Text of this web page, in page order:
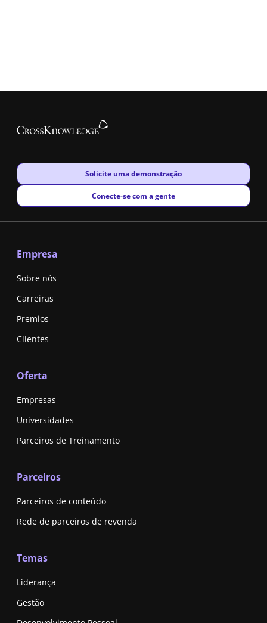
New window
Solicite uma demonstração
New window
Conecte-se com a gente
Empresa
Sobre nós
Carreiras
Premios
Clientes
Oferta
Empresas
Universidades
Parceiros de Treinamento
Parceiros
Parceiros de conteúdo
Rede de parceiros de revenda
Temas
Liderança
Gestão